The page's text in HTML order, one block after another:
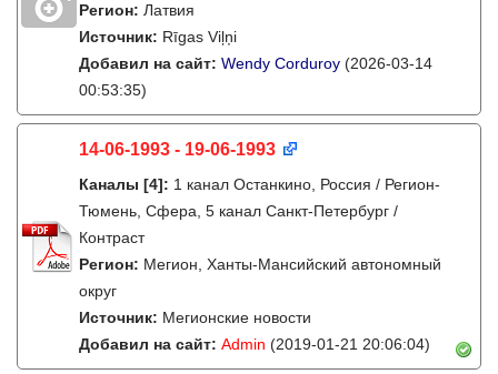
Регион: Латвия
Источник: Rīgas Viļņi
Добавил на сайт: Wendy Corduroy (2026-03-14
00:53:35)
14-06-1993 - 19-06-1993
Каналы [4]: 1 канал Останкино, Россия / Регион-
Тюмень, Сфера, 5 канал Санкт-Петербург /
Контраст
Регион: Мегион, Ханты-Мансийский автономный
округ
Источник: Мегионские новости
Добавил на сайт: Admin (2019-01-21 20:06:04)